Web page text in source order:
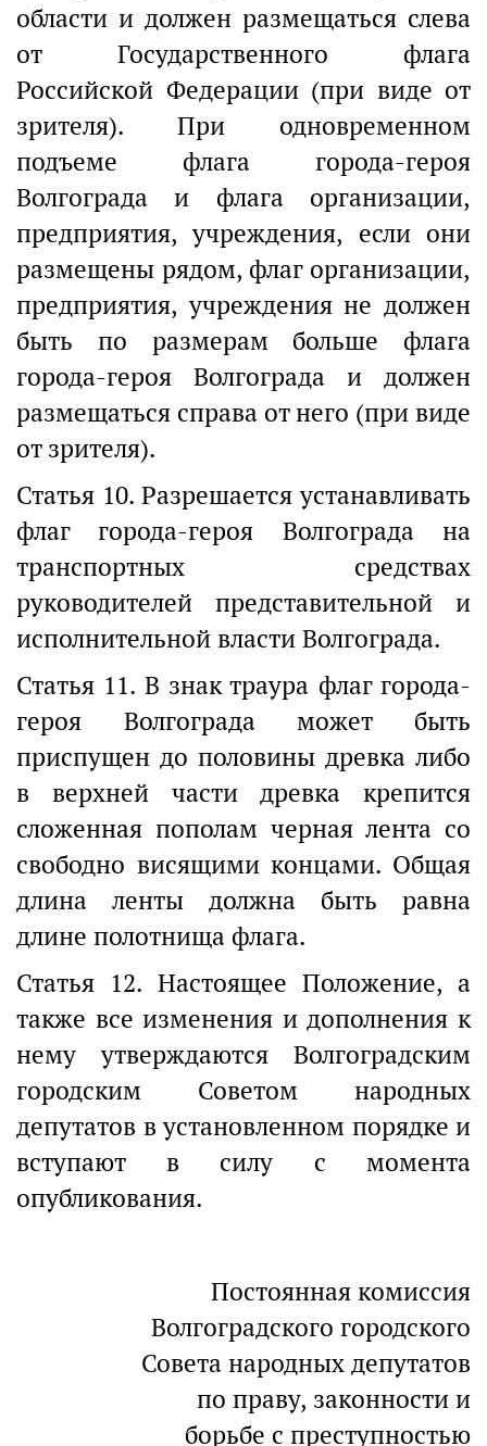
области и должен размещаться слева
от Государственного флага
Российской Федерации (при виде от
зрителя). При одновременном
подъеме флага города-героя
Волгограда и флага организации,
предприятия, учреждения, если они
размещены рядом, флаг организации,
предприятия, учреждения не должен
быть по размерам больше флага
города-героя Волгограда и должен
размещаться справа от него (при виде
от зрителя).
Статья 10. Разрешается устанавливать
флаг города-героя Волгограда на
транспортных средствах
руководителей представительной и
исполнительной власти Волгограда.
Статья 11. В знак траура флаг города-
героя Волгограда может быть
приспущен до половины древка либо
в верхней части древка крепится
сложенная пополам черная лента со
свободно висящими концами. Общая
длина ленты должна быть равна
длине полотнища флага.
Статья 12. Настоящее Положение, а
также все изменения и дополнения к
нему утверждаются Волгоградским
городским Советом народных
депутатов в установленном порядке и
вступают в силу с момента
опубликования.
Постоянная комиссия
Волгоградского городского
Совета народных депутатов
по праву, законности и
борьбе с преступностью